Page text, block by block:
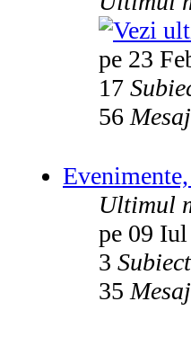
pe 23
17
56
Ultimul
pe 09
3
35